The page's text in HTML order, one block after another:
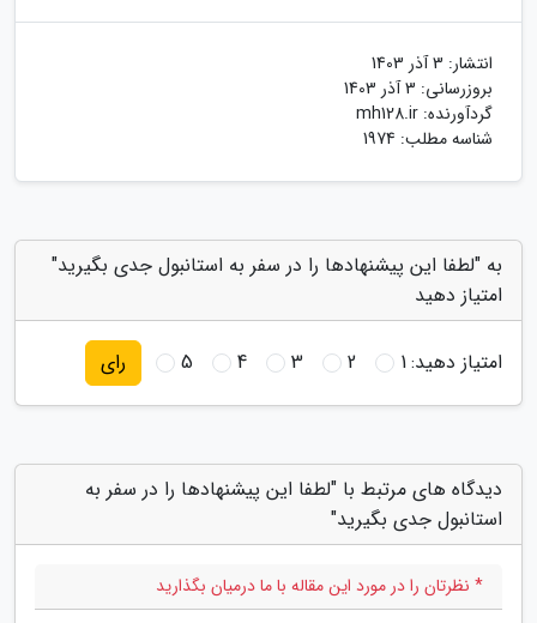
انتشار: 3 آذر 1403
بروزرسانی: 3 آذر 1403
گردآورنده: mh128.ir
شناسه مطلب: 1974
به "لطفا این پیشنهادها را در سفر به استانبول جدی بگیرید"
امتیاز دهید
امتیاز دهید:1
2
3
4
5 رای
دیدگاه های مرتبط با "لطفا این پیشنهادها را در سفر به
استانبول جدی بگیرید"
* نظرتان را در مورد این مقاله با ما درمیان بگذارید